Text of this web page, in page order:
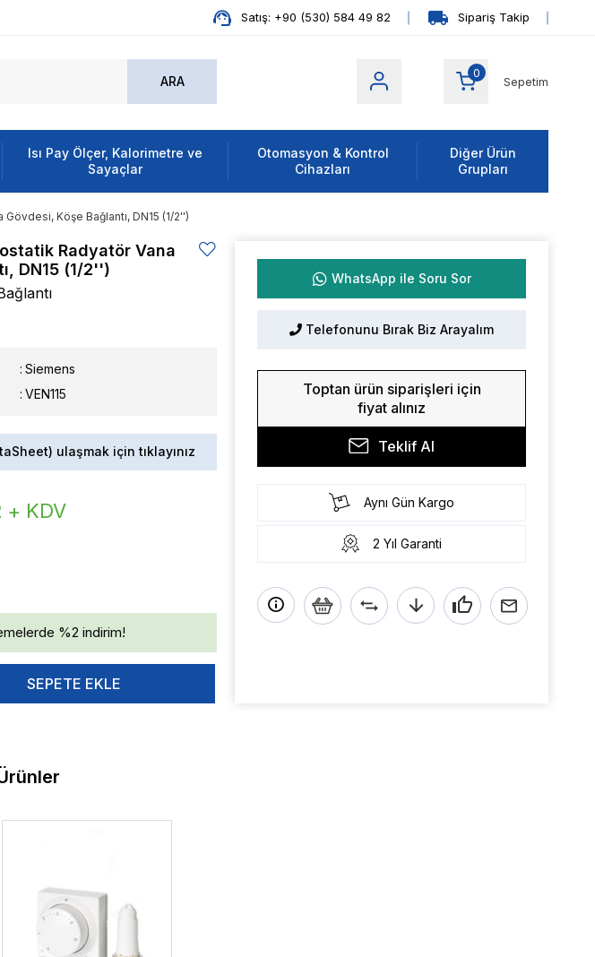
Satış: +90 (530) 584 49 82 Sipariş Takip
Sepetim
0
Isı Pay Ölçer, Kalorimetre ve
Sayaçlar
Otomasyon & Kontrol
Cihazları
Diğer Ürün
Grupları
Köşe Bağlantı, DN15 (1/2'')
Radyatör Vana
DN15 (1/2'')
: Siemens
VEN115
ulaşmak için tıklayınız
+ KDV
%2 indirim!
WhatsApp ile Soru Sor
Telefonunu Bırak Biz Arayalım
Toptan ürün siparişleri için
fiyat alınız
Teklif Al
Aynı Gün Kargo
2 Yıl Garanti